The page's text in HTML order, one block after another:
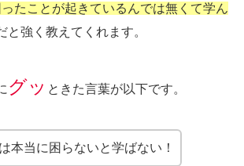
ったことが起きているんでは無くて学ん
と強く教えてくれます。
グッ ときた言葉が以下です。
本当に困らないと学ばない！